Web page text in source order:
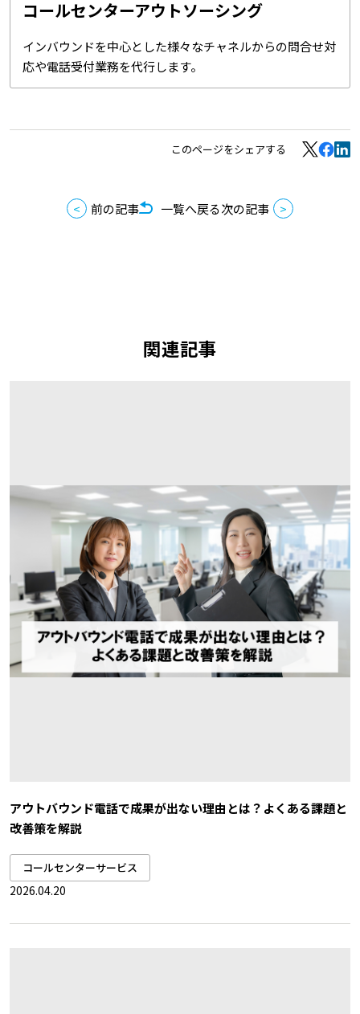
コールセンターアウトソーシング
インバウンドを中心とした様々なチャネルからの問合せ対
応や電話受付業務を代行します。
このページをシェアする
前の記事 一覧へ戻る次の記事
関連記事
アウトバウンド電話で成果が出ない理由とは？よくある課題と
改善策を解説
コールセンターサービス
2026.04.20